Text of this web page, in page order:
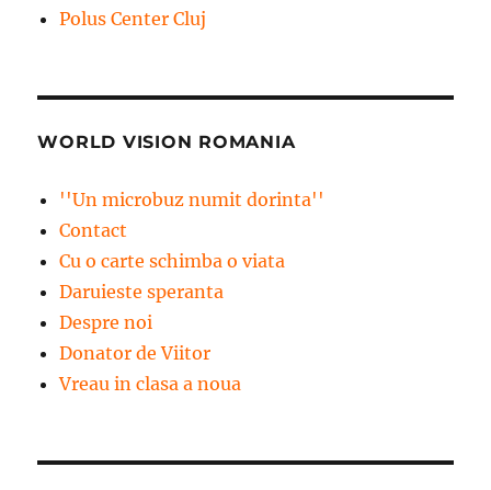
Polus Center Cluj
WORLD VISION ROMANIA
''Un microbuz numit dorinta''
Contact
Cu o carte schimba o viata
Daruieste speranta
Despre noi
Donator de Viitor
Vreau in clasa a noua